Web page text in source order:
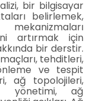
bir bilgisayar
belirlemek,
artırmak için
bir derstir.
tehditleri,
ve tespit
ağ topolojileri,
yönetimi, ağ